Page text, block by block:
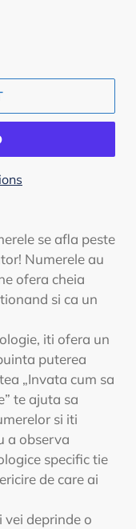
se afla peste
Numerele au
ofera cheia
si ca un
iti ofera un
puterea
„Invata cum sa
te ajuta sa
si iti
a observa
specific tie
de care ai
deprinde o